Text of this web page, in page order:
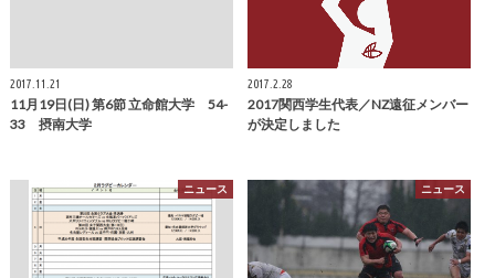
2017.11.21
11月19日(日) 第6節 立命館大学 54-
33 摂南大学
2017.2.28
2017関西学生代表／NZ遠征メンバー
が決定しました
ニュース ニュース